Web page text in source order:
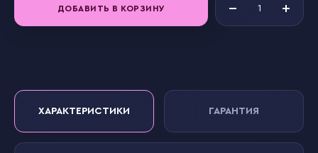
ДОБАВИТЬ В КОРЗИНУ
ХАРАКТЕРИСТИКИ ГАРАНТИЯ